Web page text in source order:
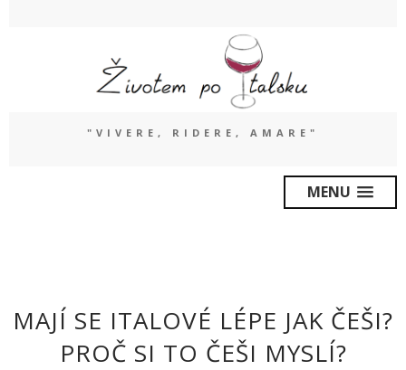
"VIVERE, RIDERE, AMARE"
MENU
MAJÍ SE ITALOVÉ LÉPE JAK ČEŠI?
PROČ SI TO ČEŠI MYSLÍ?